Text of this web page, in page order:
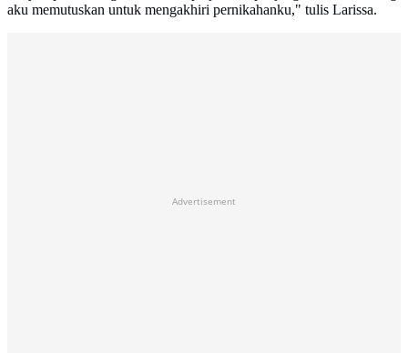
aku memutuskan untuk mengakhiri pernikahanku," tulis Larissa.
Advertisement